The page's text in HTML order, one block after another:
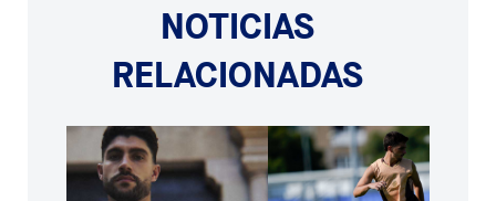
NOTICIAS
RELACIONADAS